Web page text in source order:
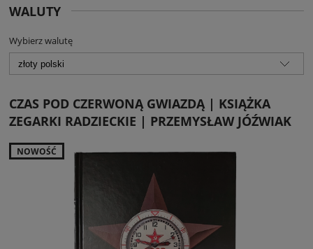
WALUTY
Wybierz walutę
CZAS POD CZERWONĄ GWIAZDĄ | KSIĄŻKA
ZEGARKI RADZIECKIE | PRZEMYSŁAW JÓŹWIAK
NOWOŚĆ